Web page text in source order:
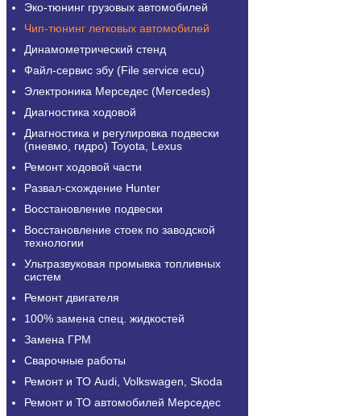
Эко-тюнинг грузовых автомобилей
Чип-тюнинг легковых автомобилей
Динамометрический стенд
Файл-сервис эбу (File service ecu)
Электроника Мерседес (Mercedes)
Диагностика ходовой
Диагностика и регулировка подвески
(пневмо, гидро) Toyota, Lexus
Ремонт ходовой части
Развал-схождение Hunter
Восстановление подвески
Восстановление стоек по заводской
технологии
Ультразвуковая промывка топливных
систем
Ремонт двигателя
100% замена спец. жидкостей
Замена ГРМ
Сварочные работы
Ремонт и ТО Audi, Volkswagen, Skoda
Ремонт и ТО автомобилей Мерседес